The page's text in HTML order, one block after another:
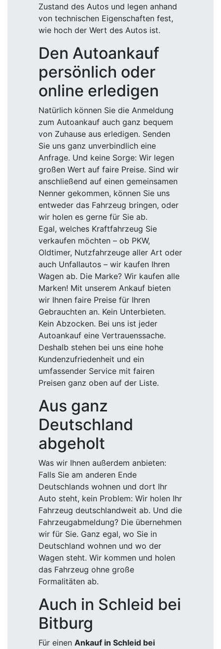
Zustand des Autos und legen anhand
von technischen Eigenschaften fest,
wie hoch der Wert des Autos ist.
Den Autoankauf
persönlich oder
online erledigen
Natürlich können Sie die Anmeldung
zum Autoankauf auch ganz bequem
von Zuhause aus erledigen. Senden
Sie uns ganz unverbindlich eine
Anfrage. Und keine Sorge: Wir legen
großen Wert auf faire Preise. Sind wir
anschließend auf einen gemeinsamen
Nenner gekommen, können Sie uns
entweder das Fahrzeug bringen, oder
wir holen es gerne für Sie ab.
Egal, welches Kraftfahrzeug Sie
verkaufen möchten – ob PKW,
Oldtimer, Nutzfahrzeuge aller Art oder
auch Unfallautos – wir kaufen Ihren
Wagen ab. Die Marke? Wir kaufen alle
Marken! Mit unserem Ankauf bieten
wir Ihnen faire Preise für Ihren
Gebrauchten an. Kein Unterbieten.
Kein Abzocken. Bei uns ist jeder
Autoankauf eine Vertrauenssache.
Deshalb stehen bei uns eine hohe
Kundenzufriedenheit und ein
umfassender Service mit fairen
Preisen ganz oben auf der Liste.
Aus ganz
Deutschland
abgeholt
Was wir Ihnen außerdem anbieten:
Falls Sie am anderen Ende
Deutschlands wohnen und dort Ihr
Auto steht, kein Problem: Wir holen Ihr
Fahrzeug deutschlandweit ab. Und die
Fahrzeugabmeldung? Die übernehmen
wir für Sie. Ganz egal, wo Sie in
Deutschland wohnen und wo der
Wagen steht. Wir kommen und holen
das Fahrzeug ohne große
Formalitäten ab.
Auch in Schleid bei
Bitburg
Für einen Ankauf in Schleid bei